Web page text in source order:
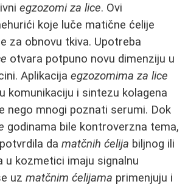
egzozomi za lice. Ovi
koje luče matične ćelije
za obnovu tkiva. Upotreba
otvara potpuno novu dimenziju u
Aplikacija egzozomima za lice
komunikaciju i sintezu kolagena
nego mnogi poznati serumi. Dok
godinama bile kontroverzna tema,
da matčnih ćelija biljnog ili
u kozmetici imaju signalnu
uz matčnim ćelijama primenjuju i